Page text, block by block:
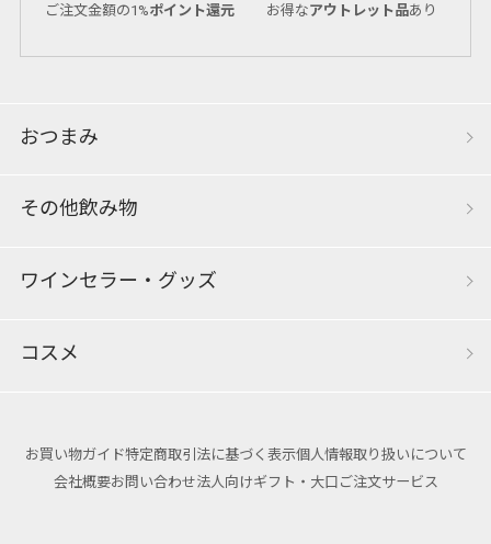
ご注文金額の1%ポイント還元 お得なアウトレット品あり
おつまみ
その他飲み物
ワインセラー・グッズ
コスメ
お買い物ガイド特定商取引法に基づく表示個人情報取り扱いについて
会社概要お問い合わせ法人向けギフト・大口ご注文サービス